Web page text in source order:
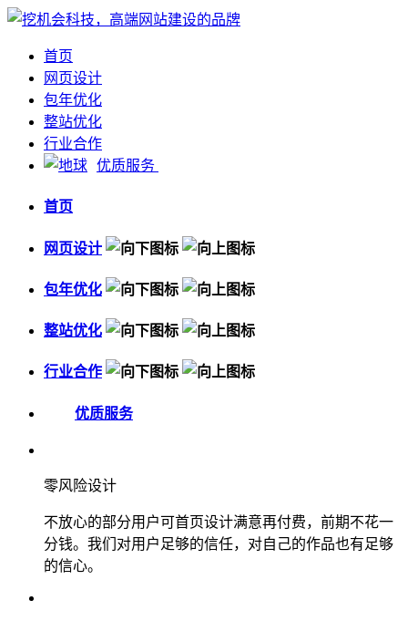
首页
网页设计
包年优化
整站优化
行业合作
优质服务
首页
网页设计
包年优化
整站优化
行业合作
优质服务
零风险设计
不放心的部分用户可首页设计满意再付费，前期不花一
分钱。我们对用户足够的信任，对自己的作品也有足够
的信心。